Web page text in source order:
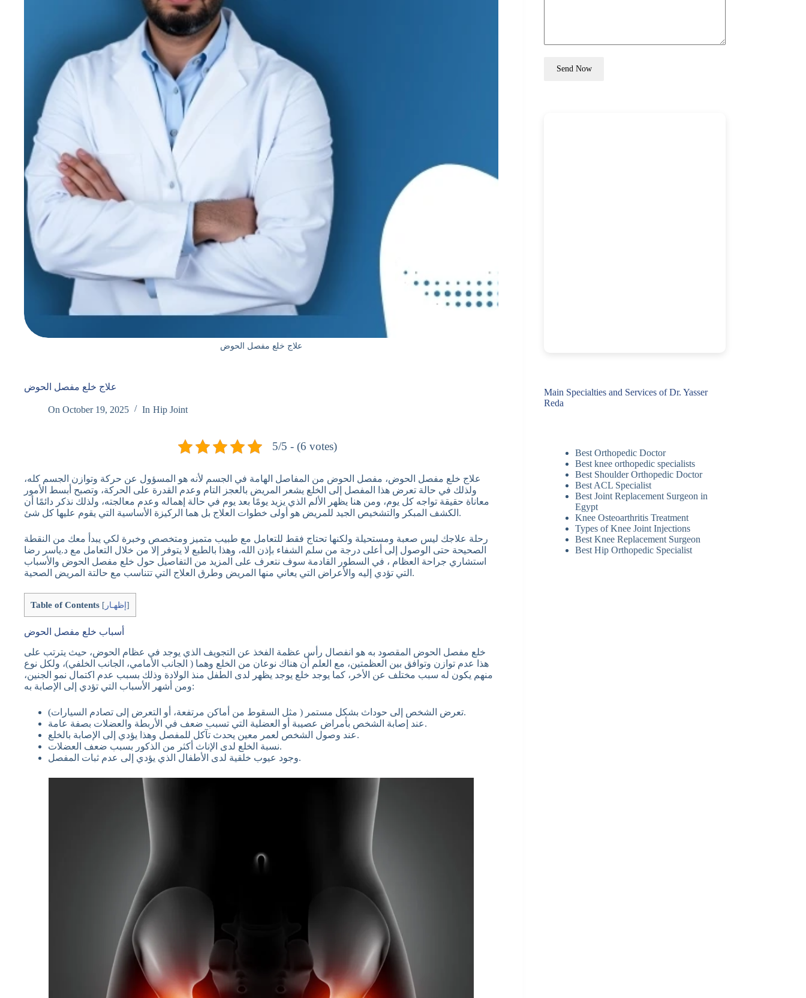
علاج خلع مفصل الحوض
علاج خلع مفصل الحوض
On October 19, 2025 In Hip Joint
5/5 - (6 votes)
علاج خلع مفصل الحوض، مفصل الحوض من المفاصل الهامة في الجسم لأنه هو المسؤول عن حركة وتوازن الجسم كله،
ولذلك في حالة تعرض هذا المفصل إلى الخلع يشعر المريض بالعجز التام وعدم القدرة على الحركة، وتصبح أبسط الأمور
معاناة حقيقة تواجه كل يوم، ومن هنا يظهر الألم الذي يزيد يومًا بعد يوم في حالة إهماله وعدم معالجته، ولذلك نذكر دائمًا أن
الكشف المبكر والتشخيص الجيد للمريض هو أولى خطوات العلاج بل هما الركيزة الأساسية التي يقوم عليها كل شئ.
رحلة علاجك ليس صعبة ومستحيلة ولكنها تحتاج فقط للتعامل مع طبيب متميز ومتخصص وخبرة لكي يبدأ معك من النقطة
الصحيحة حتى الوصول إلى أعلى درجة من سلم الشفاء بإذن الله، وهذا بالطبع لا يتوفر إلا من خلال التعامل مع د.ياسر رضا
استشاري جراحة العظام ، في السطور القادمة سوف نتعرف على المزيد من التفاصيل حول خلع مفصل الحوض والأسباب
التي تؤدي إليه والأعراض التي يعاني منها المريض وطرق العلاج التي تتناسب مع حالتة المريض الصحية.
Table of Contents [ إظهـار ]
أسباب خلع مفصل الحوض
خلع مفصل الحوض المقصود به هو انفصال رأس عظمة الفخذ عن التجويف الذي يوجد في عظام الحوض، حيث يترتب على
هذا عدم توازن وتوافق بين العظمتين، مع العلم أن هناك نوعان من الخلع وهما ( الجانب الأمامي، الجانب الخلفي)، ولكل نوع
منهم يكون له سبب مختلف عن الأخر، كما يوجد خلع يوجد يظهر لدى الطفل منذ الولادة وذلك بسبب عدم اكتمال نمو الجنين،
ومن أشهر الأسباب التي تؤدي إلى الإصابة به:
تعرض الشخص إلى حوداث بشكل مستمر ( مثل السقوط من أماكن مرتفعة، أو التعرض إلى تصادم السيارات).
عند إصابة الشخص بأمراض عصيبة أو العضلية التي تسبب ضعف في الأربطة والعضلات بصفة عامة.
عند وصول الشخص لعمر معين يحدث تآكل للمفصل وهذا يؤدي إلى الإصابة بالخلع.
نسبة الخلع لدى الإناث أكثر من الذكور بسبب ضعف العضلات.
وجود عيوب خلقية لدى الأطفال الذي يؤدي إلى عدم ثبات المفصل.
Send Now
Main Specialties and Services of Dr. Yasser
Reda
Best Orthopedic Doctor
Best knee orthopedic specialists
Best Shoulder Orthopedic Doctor
Best ACL Specialist
Best Joint Replacement Surgeon in
Egypt
Knee Osteoarthritis Treatment
Types of Knee Joint Injections
Best Knee Replacement Surgeon
Best Hip Orthopedic Specialist